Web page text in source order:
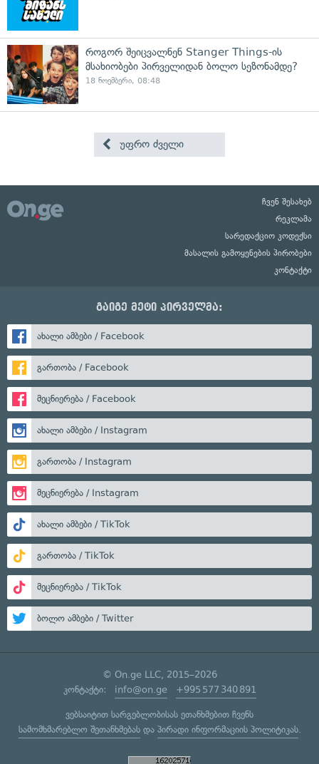
როგორ შეიცვალნენ Stanger Things-ის
მსახიობები პირველიდან ბოლო სეზონამდე?
18 ნოემბერი, 08:48
უფრო ძველი
ჩვენ შესახებ
რეკლამა
სარედაქციო კოდექსი
მასალის გამოყენების პირობები
კონტაქტი
გაიგე მეტი პირველმა:
ახალი ამბები / Facebook
გართობა / Facebook
მეცნიერება / Facebook
ახალი ამბები / Instagram
გართობა / Instagram
მეცნიერება / Instagram
ახალი ამბები / TikTok
გართობა / TikTok
მეცნიერება / TikTok
ბოლო ამბები / Twitter
© On.ge LLC, 2015–2026
კონტაქტი: info@on.ge +995 577 340 891
ვებსაიტით სარგებლობისას ეთანხმებით ჩვენს
სამომხმარებლო შეთანხმებასდა პირადი ინფორმაციის პოლიტიკას.